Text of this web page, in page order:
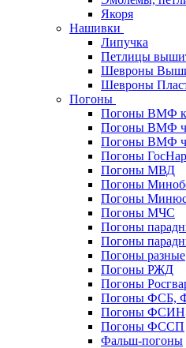
Якоря
Нашивки
Липучка
Петлицы
Шевроны
Шевроны
Погоны
Погоны ВМФ
Погоны ВМФ
Погоны ВМФ
Погоны
Погоны МВД
Погоны
Погоны
Погоны МЧС
Погоны
Погоны
Погоны разные
Погоны РЖД
Погоны
Погоны ФСБ,
Погоны ФСИН
Погоны ФССП
Фальш-погоны